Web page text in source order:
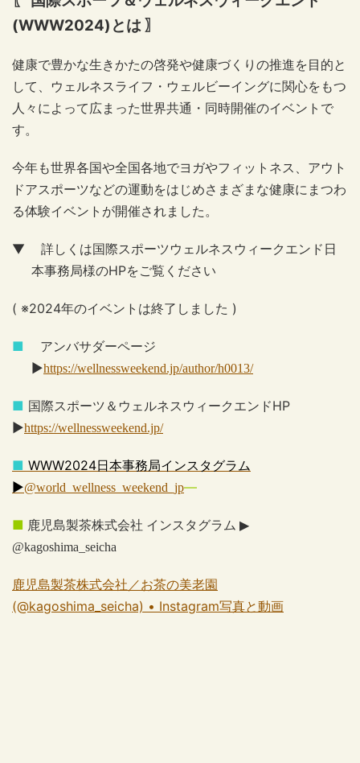
(WWW2024) とは 〗
健康で豊かな生きかたの啓発や健康づくりの推進を目的と
して、ウェルネスライフ・ウェルビーイングに関心をもつ
人々によって広まった世界共通・同時開催のイベントで
す。
今年も世界各国や全国各地でヨガやフィットネス、アウト
ドアスポーツなどの運動をはじめさまざまな健康にまつわ
る体験イベントが開催されました。
▼
詳しくは国際スポーツウェルネスウィークエンド日
本事務局様のHPをご覧ください
( ※2024年のイベントは終了しました )
■
アンバサダーページ
▶https://wellnessweekend.jp/author/h0013/
■ 国際スポーツ＆ウェルネスウィークエンドHP
▶https://wellnessweekend.jp/
■ WWW2024日本事務局インスタグラム
▶@world_wellness_weekend_jp—
■ 鹿児島製茶株式会社 インスタグラム ▶
@kagoshima_seicha
鹿児島製茶株式会社／お茶の美老園
(@kagoshima_seicha) • Instagram写真と動画